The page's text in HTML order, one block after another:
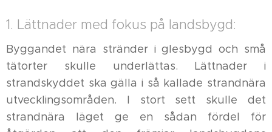
1. Lättnader med fokus på landsbygd:
Byggandet nära stränder i glesbygd och små
tätorter skulle underlättas. Lättnader i
strandskyddet ska gälla i så kallade strandnära
utvecklingsområden. I stort sett skulle det
strandnära läget ge en sådan fördel för